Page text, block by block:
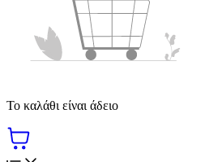
Το καλάθι είναι άδειο